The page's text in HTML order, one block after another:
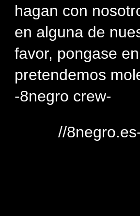
hagan con
en alguna de
favor, pongase
pretendemos
-8negro crew-
//